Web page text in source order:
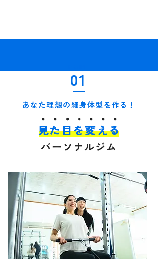
01
あなた理想の細身体型を作る！
・・・・・・・
見た目を変える
パーソナルジム